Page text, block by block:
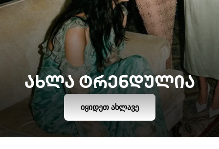
ᲐᲮᲚᲐ ᲢᲠᲔᲜᲓᲣᲚᲘᲐ
ᲘᲧᲘᲓᲔᲗ ᲐᲮᲚᲐᲕᲔ